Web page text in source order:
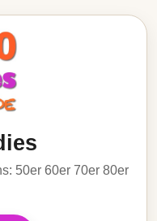
50er 60er 70er 80er